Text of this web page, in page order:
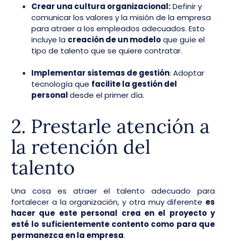
Crear una cultura organizacional:Definir y
comunicar los valores y la misión de la empresa
para atraer a los empleados adecuados. Esto
incluye la creación de un modeloque guíe el
tipo de talento que se quiere contratar.
Implementar sistemas de gestión: Adoptar
tecnología que facilite la gestión del
personaldesde el primer día.
2. Prestarle atención a
la retención del
talento
Una cosa es atraer el talento adecuado para
fortalecer a la organización, y otra muy diferente es
hacer que este personal crea en el proyecto y
esté lo suficientemente contento como para que
permanezca en la empresa.